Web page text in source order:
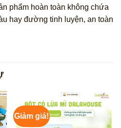
phẩm hoàn toàn không chứa
hay đường tinh luyện, an toàn
Giảm giá!